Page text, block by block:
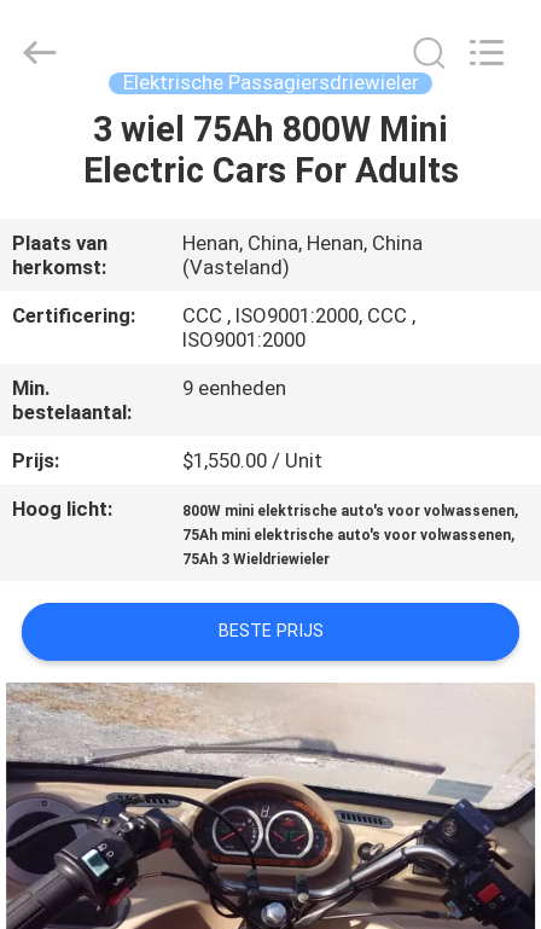
ONGEVEER
ONS
FABRIEKSREIS
KWALITEITSCONTROLE
CONTACTEER
ONS
NIEUWS
VERZOEK
OM
EEN
CITAAT
Elektrische Passagiersdriewieler
3 wiel 75Ah 800W Mini
Electric Cars For Adults
Plaats van
herkomst:
Henan, China, Henan, China
(Vasteland)
Certificering:
CCC , ISO9001:2000, CCC ,
ISO9001:2000
Min.
bestelaantal:
9 eenheden
Prijs:
$1,550.00 / Unit
Hoog licht:
800W mini elektrische auto's voor volwassenen,
75Ah mini elektrische auto's voor volwassenen,
75Ah 3 Wieldriewieler
BESTE PRIJS